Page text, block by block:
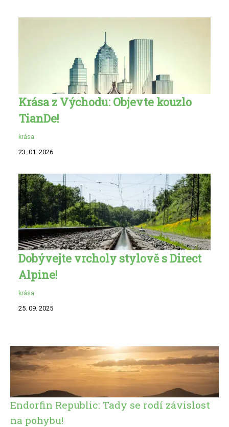
Krása z Východu: Objevte kouzlo
TianDe!
krása
23. 01. 2026
Dobývejte vrcholy stylově s Direct
Alpine!
krása
25. 09. 2025
Endorfin Republic: Tady se rodí závislost
na pohybu!